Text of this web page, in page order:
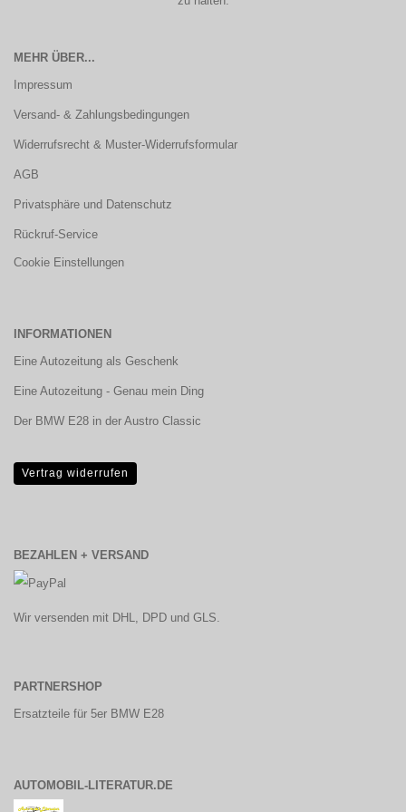
MEHR ÜBER...
Impressum
Versand- & Zahlungsbedingungen
Widerrufsrecht & Muster-Widerrufsformular
AGB
Privatsphäre und Datenschutz
Rückruf-Service
Cookie Einstellungen
INFORMATIONEN
Eine Autozeitung als Geschenk
Eine Autozeitung - Genau mein Ding
Der BMW E28 in der Austro Classic
Vertrag widerrufen
BEZAHLEN + VERSAND
Wir versenden mit DHL, DPD und GLS.
PARTNERSHOP
Ersatzteile für 5er BMW E28
AUTOMOBIL-LITERATUR.DE